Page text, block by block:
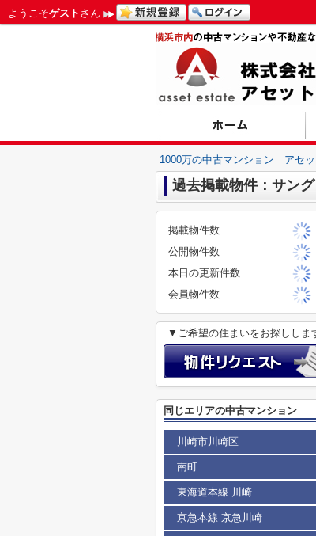
ようこそゲスト さん
1000万の中古マンション アセッ
過去掲載物件：サン
掲載物件数
公開物件数
本日の更新件数
会員物件数
▼ご希望の住まいをお探ししま
同じエリアの中古マンション
川崎市川崎区
南町
東海道本線 川崎
京急本線 京急川崎